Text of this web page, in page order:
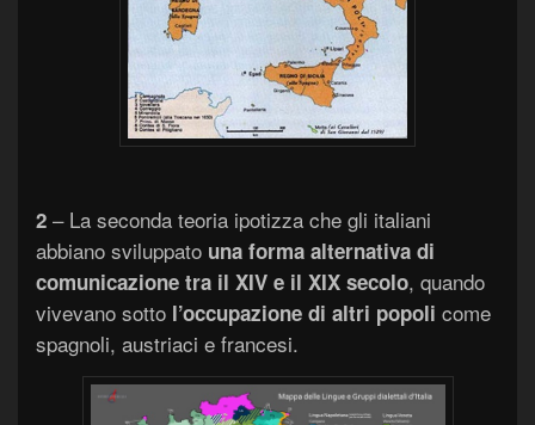
2 – La seconda teoria ipotizza che gli italiani
abbiano sviluppato una forma alternativa di
comunicazione tra il XIV e il XIX secolo, quando
vivevano sotto l’occupazione di altri popoli come
spagnoli, austriaci e francesi.